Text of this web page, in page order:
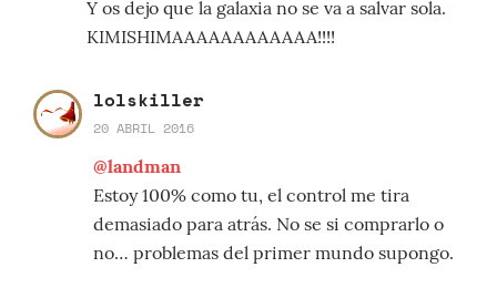
Y os dejo que la galaxia no se va a salvar sola.
KIMISHIMAAAAAAAAAAAA!!!!
lolskiller
20 ABRIL 2016
@landman
Estoy 100% como tu, el control me tira
demasiado para atrás. No se si comprarlo o
no… problemas del primer mundo supongo.